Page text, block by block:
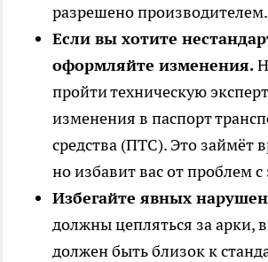
разрешено производителем.
Если вы хотите
оформляйте изменения.
пройти техническую
изменения в паспорт
средства (ПТС). Это займёт
но избавит вас от проблем
Избегайте явных
должны цепляться за арки,
должен быть близок к